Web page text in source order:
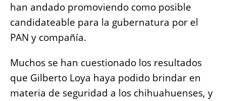
han andado promoviendo como posible
candidateable para la gubernatura por el
PAN y compañía.
Muchos se han cuestionado los resultados
que Gilberto Loya haya podido brindar en
materia de seguridad a los chihuahuenses, y